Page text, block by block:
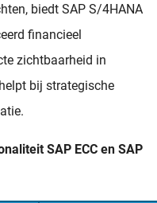
biedt SAP S/4HANA
financieel
zichtbaarheid in
bij strategische
SAP ECC en SAP